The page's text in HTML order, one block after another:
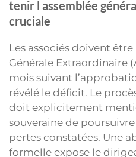
tenir l assemblée
cruciale
Les associés doivent
Générale Extraordinaire
mois suivant
révélé le déficit. Le
doit explicitement
souveraine de
pertes constatées. Une
formelle expose le